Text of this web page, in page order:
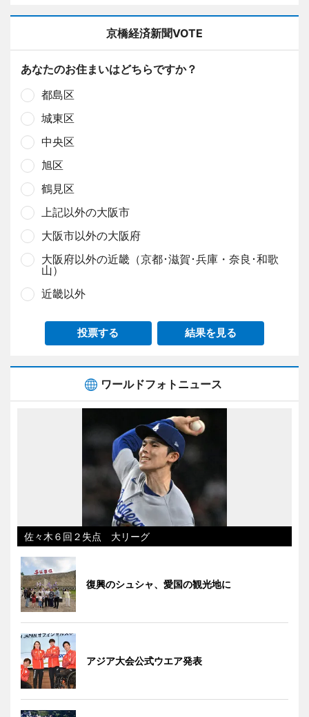
京橋経済新聞VOTE
あなたのお住まいはどちらですか？
都島区
城東区
中央区
旭区
鶴見区
上記以外の大阪市
大阪市以外の大阪府
大阪府以外の近畿（京都･滋賀･兵庫・奈良･和歌
山）
近畿以外
投票する 結果を見る
ワールドフォトニュース
佐々木６回２失点 大リーグ
復興のシュシャ、愛国の観光地に
アジア大会公式ウエア発表